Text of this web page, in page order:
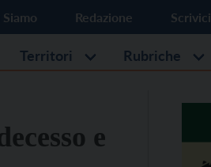
Siamo Redazione Scrivici
Territori Rubriche
e